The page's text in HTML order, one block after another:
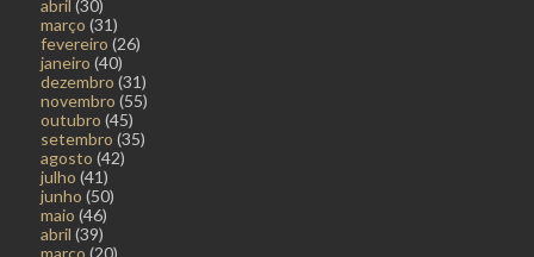
abril (30)
março (31)
fevereiro (26)
janeiro (40)
dezembro (31)
novembro (55)
outubro (45)
setembro (35)
agosto (42)
julho (41)
junho (50)
maio (46)
abril (39)
março (20)